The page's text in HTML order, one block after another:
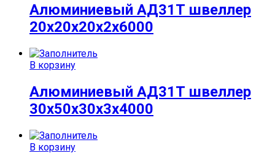
Алюминиевый АД31Т швеллер
20х20х20х2х6000
В корзину
Алюминиевый АД31Т швеллер
30х50х30х3х4000
В корзину